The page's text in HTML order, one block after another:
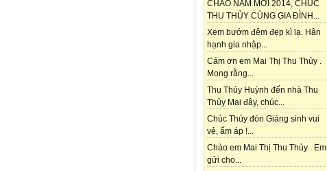
CHÀO NĂM MỚI 2014, CHÚC
THU THỦY CÙNG GIA ĐÌNH...
Xem bướm đêm đẹp kì lạ. Hân
hạnh gia nhập...
Cám ơn em Mai Thị Thu Thủy .
Mong rằng...
Thu Thủy Huỳnh đến nhà Thu
Thủy Mai đây, chúc...
Chúc Thủy đón Giáng sinh vui
vẻ, ấm áp !...
Chào em Mai Thị Thu Thủy . Em
gửi cho...